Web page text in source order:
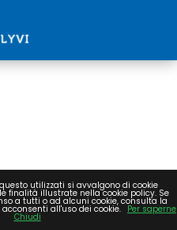
utilizzati si avvalgono di cookie
finalità illustrate nella cookie policy. Se
a tutti o ad alcuni cookie, consulta la
all'uso dei cookie. Per saperne
Chiudi